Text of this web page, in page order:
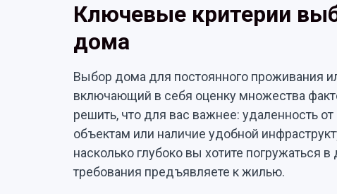
Ключевые критерии
дома
Выбор дома для постоянного проживания
включающий в себя оценку множества
решить, что для вас важнее: удаленность
объектам или наличие удобной
насколько глубоко вы хотите погружаться
требования предъявляете к жилью.